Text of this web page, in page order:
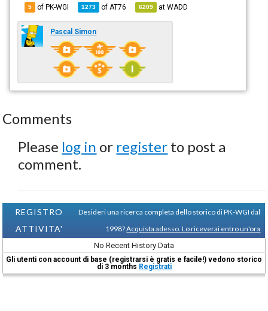
5 of PK-WGI 1273 of AT76 6209 atWADD
Pascal Simon
Comments
Please log in or register to post a
comment.
REGISTRO
ATTIVITA'
Desideri una ricerca completa dello storico di PK-WGI dal
1998?Acquista adesso. Lo riceverai entro un'ora
No Recent History Data
Gli utenti con account di base (registrarsi è gratis e facile!) vedono storico
di 3 months Registrati